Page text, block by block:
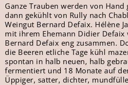
Ganze Trauben werden von Hand
dann gekühlt von Rully nach
Weingut Bernard Defaix. Hélène
mit ihrem Ehemann Didier Defaix
Bernard Defaix eng zusammen.
die Beeren etliche Tage kühl
spontan in halb neuen, halb
fermentiert und 18 Monate auf
Üppiger, satter, dichter,